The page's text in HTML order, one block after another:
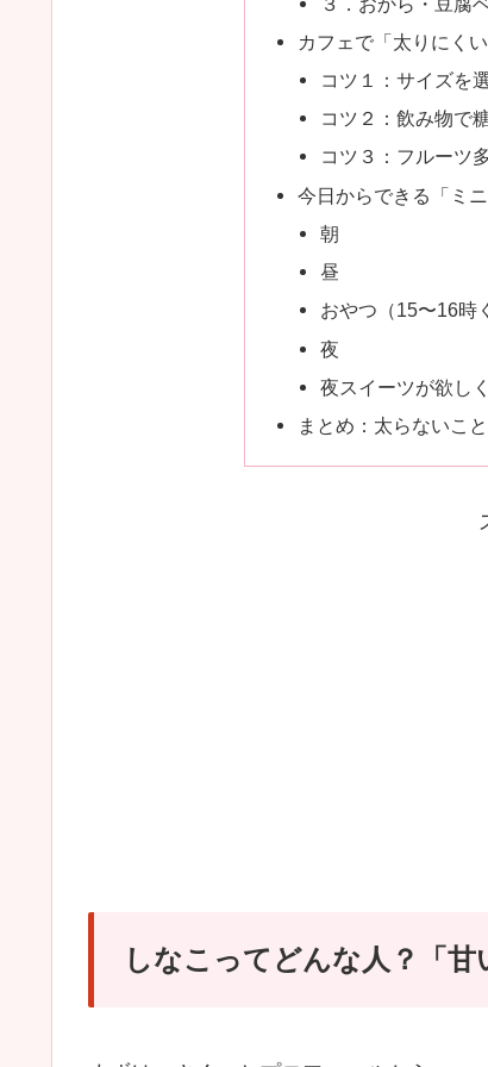
カフェで「太りにく
コツ１：サイズを
コツ２：飲み物で
コツ３：フルーツ
今日からできる「ミ
朝
昼
おやつ（15〜16時
夜
夜スイーツが欲し
まとめ：太らないこ
しなこってどんな人？「